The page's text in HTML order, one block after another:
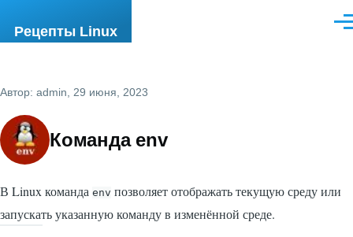
Рецепты Linux
Автор: admin , 29 июня, 2023
Команда env
В Linux команда env позволяет отображать текущую среду или
запускать указанную команду в изменённой среде.